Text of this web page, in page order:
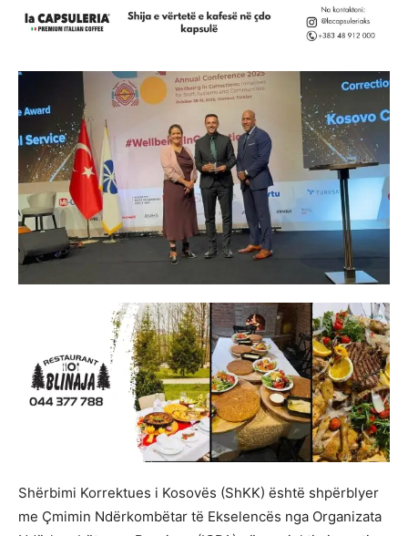
Shërbimi Korrektues i Kosovës (ShKK) është shpërblyer
me Çmimin Ndërkombëtar të Ekselencës nga Organizata